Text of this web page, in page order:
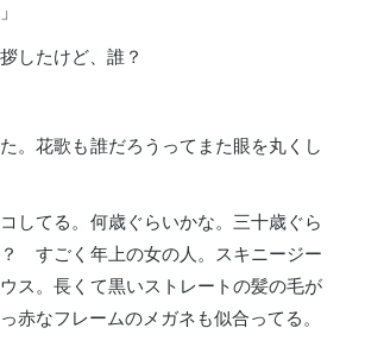
したけど、誰？
。花歌も誰だろうってまた眼を丸くし
してる。何歳ぐらいかな。三十歳ぐら
すごく年上の女の人。スキニージー
ス。長くて黒いストレートの髪の毛が
赤なフレームのメガネも似合ってる。